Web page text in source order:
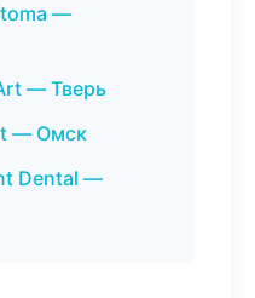
—
— Тверь
— Омск
Dental —